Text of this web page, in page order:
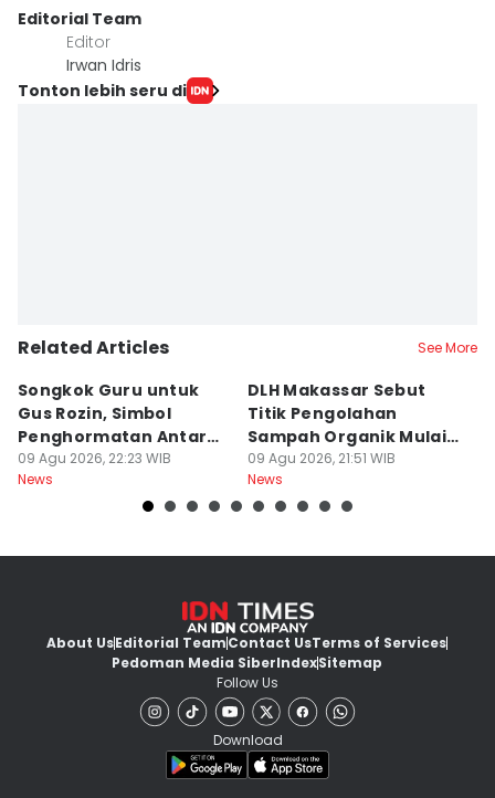
Editorial Team
Editor
Irwan Idris
Tonton lebih seru di
Related Articles See More
Songkok Guru untuk
Gus Rozin, Simbol
Penghormatan Antar
Ulama
09 Agu 2026, 22:23 WIB
News
DLH Makassar Sebut
Titik Pengolahan
Sampah Organik Mulai
Bermunculan
09 Agu 2026, 21:51 WIB
News
About UsEditorial TeamContact UsTerms of Services
Pedoman Media SiberIndexSitemap
Follow Us
Download